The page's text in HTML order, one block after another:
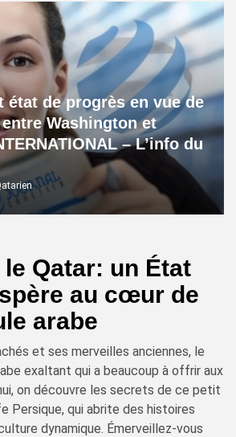
état de progrès en vue de
Washington et
– L’info du
Qatar: un État
au cœur de
arabe
et ses merveilles anciennes, le
exaltant qui a beaucoup à offrir aux
on découvre les secrets de ce petit
Persique, qui abrite des histoires
dynamique. Émerveillez-vous